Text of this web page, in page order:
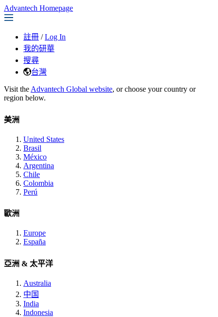
Advantech Homepage
註冊 / Log In
我的研華
搜尋
台灣
Visit the Advantech Global website, or choose your country or
region below.
美洲
United States
Brasil
México
Argentina
Chile
Colombia
Perú
歐洲
Europe
España
亞洲 & 太平洋
Australia
中国
India
Indonesia